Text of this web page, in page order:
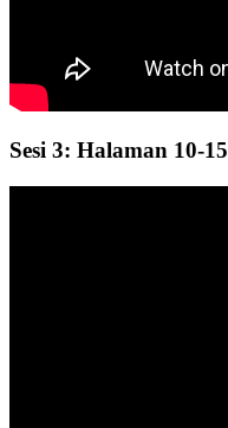
Sesi 3: Halaman 10-15